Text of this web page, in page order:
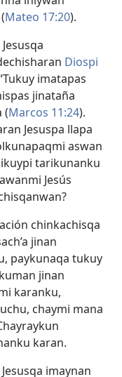
Mateo 17:20).
Diospi
imatapas
jinataña
(Marcos 11:24).
Jesuspa llapa
aswan
tarikunanku
Jesús
chinkachisqa
jinan
paykunaqa tukuy
jinan
karanku,
chaymi mana
karan.
imaynan